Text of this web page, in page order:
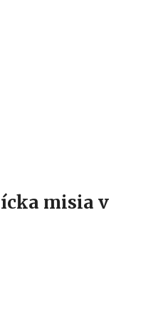
misia v